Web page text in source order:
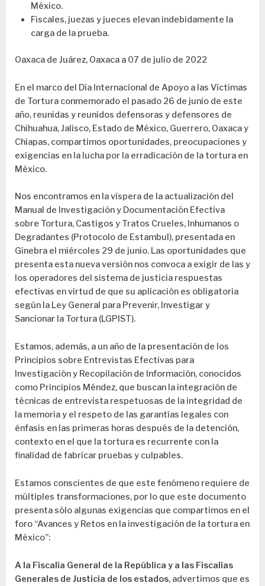
México.
Fiscales, juezas y jueces elevan indebidamente la
carga de la prueba.
Oaxaca de Juárez, Oaxaca a 07 de julio de 2022
En el marco del Día Internacional de Apoyo a las Víctimas
de Tortura conmemorado el pasado 26 de junio de este
año, reunidas y reunidos defensoras y defensores de
Chihuahua, Jalisco, Estado de México, Guerrero, Oaxaca y
Chiapas, compartimos oportunidades, preocupaciones y
exigencias en la lucha por la erradicación de la tortura en
México.
Nos encontramos en la víspera de la actualización del
Manual de Investigación y Documentación Efectiva
sobre Tortura, Castigos y Tratos Crueles, Inhumanos o
Degradantes (Protocolo de Estambul), presentada en
Ginebra el miércoles 29 de junio. Las oportunidades que
presenta esta nueva versión nos convoca a exigir de las y
los operadores del sistema de justicia respuestas
efectivas en virtud de que su aplicación es obligatoria
según la Ley General para Prevenir, Investigar y
Sancionar la Tortura (LGPIST).
Estamos, además, a un año de la presentación de los
Principios sobre Entrevistas Efectivas para
Investigación y Recopilación de Información, conocidos
como Principios Méndez, que buscan la integración de
técnicas de entrevista respetuosas de la integridad de
la memoria y el respeto de las garantías legales con
énfasis en las primeras horas después de la detención,
contexto en el que la tortura es recurrente con la
finalidad de fabricar pruebas y culpables.
Estamos conscientes de que este fenómeno requiere de
múltiples transformaciones, por lo que este documento
presenta sólo algunas exigencias que compartimos en el
foro “Avances y Retos en la investigación de la tortura en
México”:
A la Fiscalía General de la República y a las Fiscalías
Generales de Justicia de los estados, advertimos que es